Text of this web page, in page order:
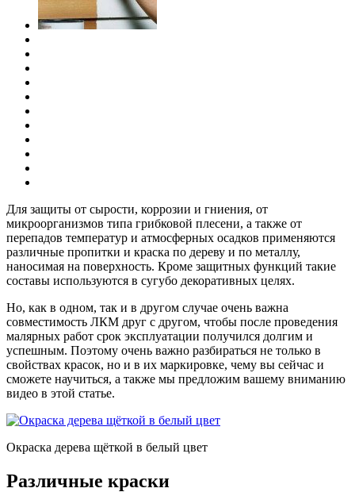
Для защиты от сырости, коррозии и гниения, от
микроорганизмов типа грибковой плесени, а также от
перепадов температур и атмосферных осадков применяются
различные пропитки и краска по дереву и по металлу,
наносимая на поверхность. Кроме защитных функций такие
составы используются в сугубо декоративных целях.
Но, как в одном, так и в другом случае очень важна
совместимость ЛКМ друг с другом, чтобы после проведения
малярных работ срок эксплуатации получился долгим и
успешным. Поэтому очень важно разбираться не только в
свойствах красок, но и в их маркировке, чему вы сейчас и
сможете научиться, а также мы предложим вашему вниманию
видео в этой статье.
Окраска дерева щёткой в белый цвет
Различные краски